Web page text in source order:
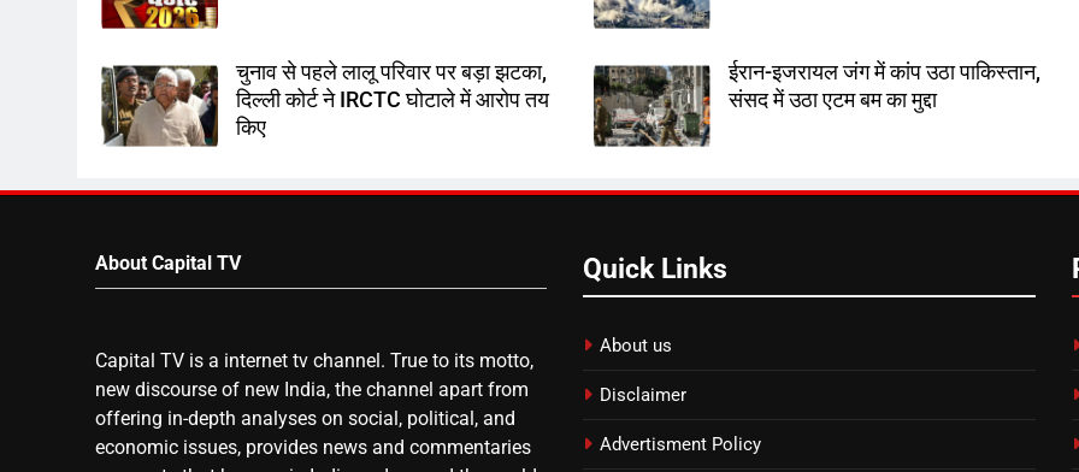
चुनाव से पहले लालू परिवार पर बड़ा झटका,
दिल्ली कोर्ट ने IRCTC घोटाले में आरोप तय
किए
ईरान-इजरायल जंग में कांप उठा पाकिस्तान,
संसद में उठा एटम बम का मुद्दा
About Capital TV
Capital TV is a internet tv channel. True to its motto,
new discourse of new India, the channel apart from
offering in-depth analyses on social, political, and
economic issues, provides news and commentaries
Quick Links
About us
Disclaimer
Advertisment Policy